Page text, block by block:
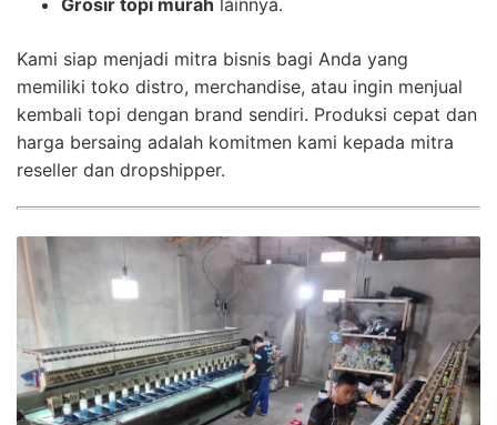
Kami siap menjadi mitra bisnis bagi Anda yang
memiliki toko distro, merchandise, atau ingin menjual
kembali topi dengan brand sendiri. Produksi cepat dan
harga bersaing adalah komitmen kami kepada mitra
reseller dan dropshipper.